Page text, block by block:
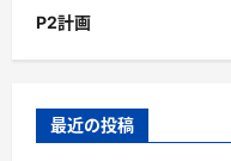
P2計画
最近の投稿